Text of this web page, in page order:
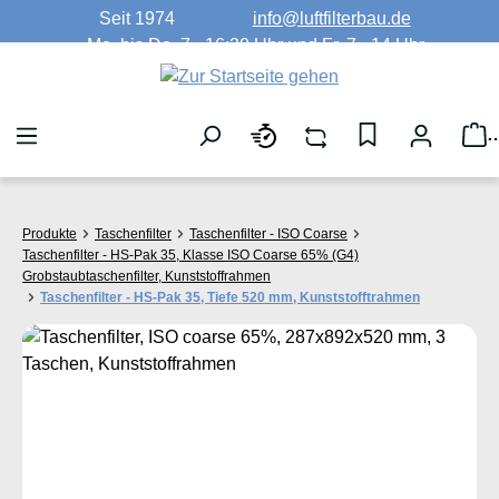
Zum Hauptinhalt springen
Seit 1974
info@luftfilterbau.de
Mo. bis Do. 7 - 16:30 Uhr und Fr. 7 - 14 Uhr
Produkte Taschenfilter
Taschenfilter - ISO Coarse
Taschenfilter - HS-Pak 35, Klasse ISO Coarse 65% (G4)
Grobstaubtaschenfilter, Kunststoffrahmen
Taschenfilter - HS-Pak 35, Tiefe 520 mm, Kunststofftrahmen
Bildergalerie überspringen